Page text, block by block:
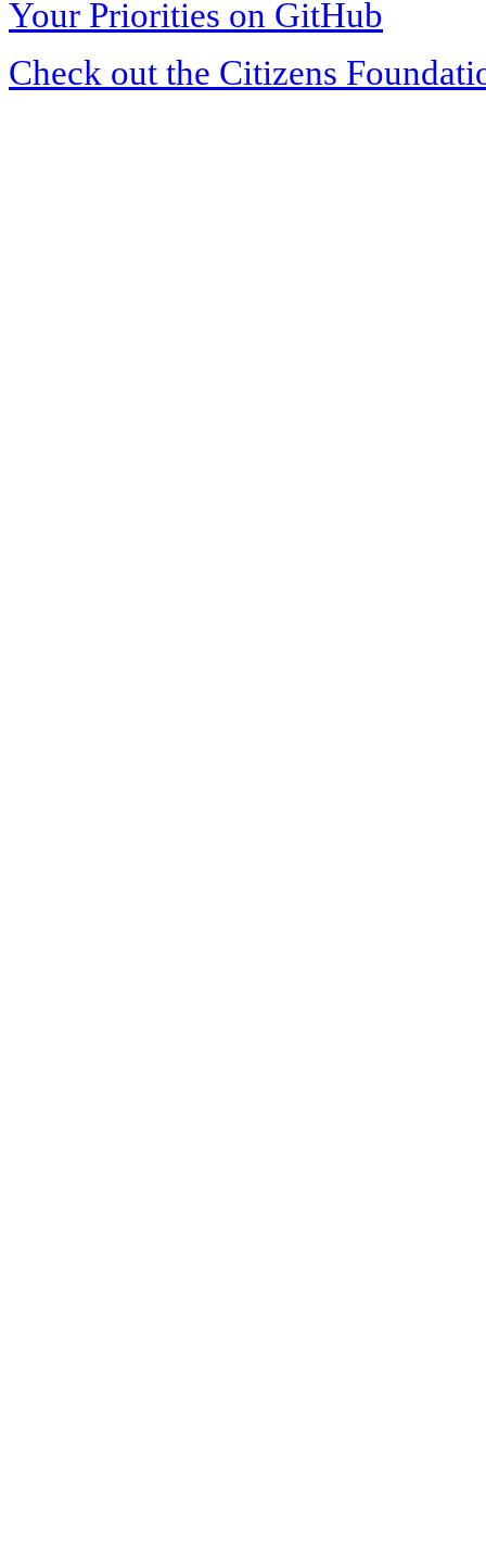
Your Priorities on GitHub
Check out the Citizens